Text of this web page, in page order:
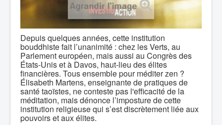
Depuis quelques années, cette institution
bouddhiste fait l’unanimité : chez les Verts, au
Parlement européen, mais aussi au Congrès des
États-Unis et à Davos, haut-lieu des élites
financières. Tous ensemble pour méditer zen ?
Élisabeth Martens, enseignante de pratiques de
santé taoïstes, ne conteste pas l'efficacité de la
méditation, mais dénonce l’imposture de cette
institution religieuse qui s’est discrètement liée aux
pouvoirs et aux élites.